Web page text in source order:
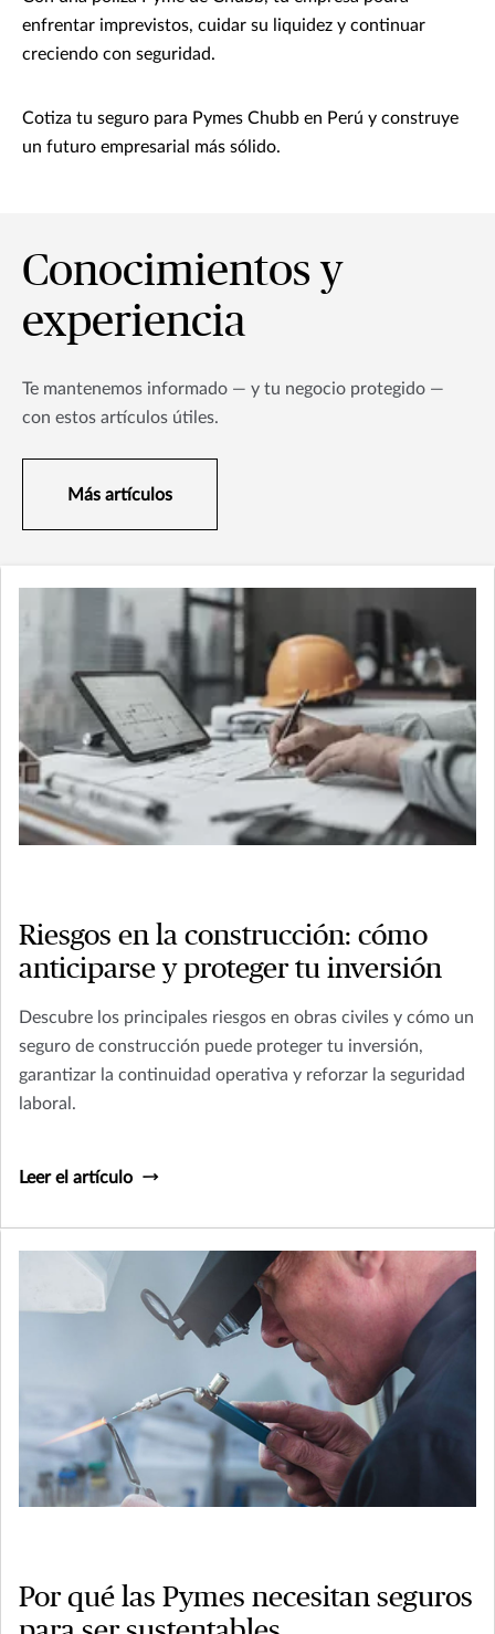
enfrentar imprevistos, cuidar su liquidez y continuar
creciendo con seguridad.
Cotiza tu seguro para Pymes Chubb en Perú y construye
un futuro empresarial más sólido.
Conocimientos y
experiencia
Te mantenemos informado — y tu negocio protegido —
con estos artículos útiles.
Más artículos
Riesgos en la construcción: cómo
anticiparse y proteger tu inversión
Descubre los principales riesgos en obras civiles y cómo un
seguro de construcción puede proteger tu inversión,
garantizar la continuidad operativa y reforzar la seguridad
laboral.
Leer el artículo
Por qué las Pymes necesitan seguros